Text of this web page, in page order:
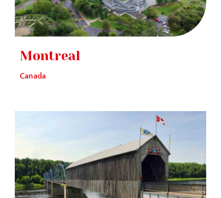
Montreal
Canada